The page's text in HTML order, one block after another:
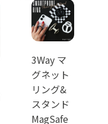
3Way マ
グネット
リング&
スタンド
MagSafe